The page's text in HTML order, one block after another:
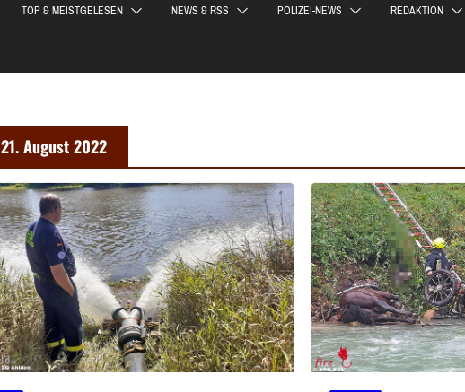
TOP & MEISTGELESEN NEWS & RSS POLIZEI-NEWS REDAKTION
21. August 2022